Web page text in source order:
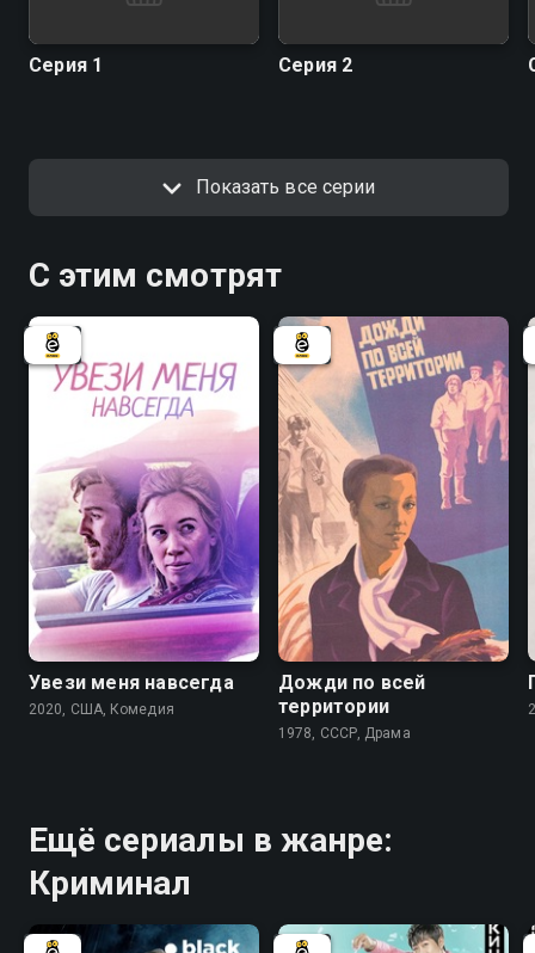
Серия 1 Серия 2
Показать все серии
С этим смотрят
Увези меня навсегда
2020, США, Комедия
Дожди по всей
территории
1978, СССР, Драма
Ещё сериалы в жанре:
Криминал